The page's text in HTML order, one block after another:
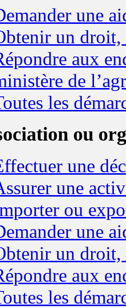
une
un droit,
aux
de
les
ou
une
une
ou
une
un droit,
aux
les